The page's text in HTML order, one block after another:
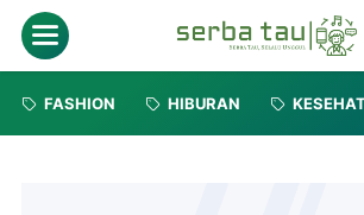
FASHION HIBURAN